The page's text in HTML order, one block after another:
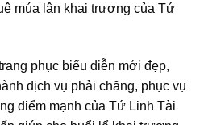
múa lân khai trương của Tứ
phục biểu diễn mới đẹp,
dịch vụ phải chăng, phục vụ
điểm mạnh của Tứ Linh Tài